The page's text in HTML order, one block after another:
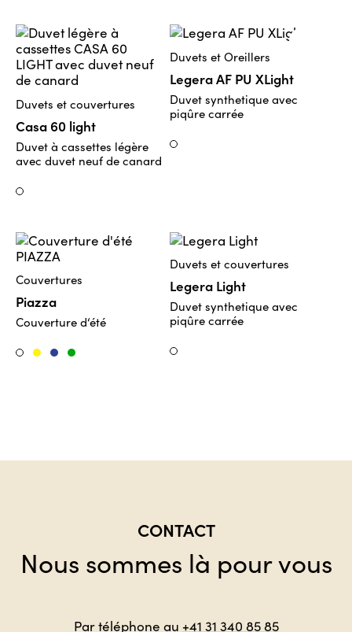
Duvets et couvertures
Casa 60 light
Duvet à cassettes légère
avec duvet neuf de canard
Weiss
Duvets et Oreillers
Legera AF PU XLight
Duvet synthetique avec
piqûre carrée
Weiss
Couvertures
Piazza
Couverture d‘été
WeissGelbBlau
Duvets et couvertures
Legera Light
Duvet synthetique avec
piqûre carrée
Weiss
CONTACT
Nous sommes là pour vous
Par téléphone au +41 31 340 85 85